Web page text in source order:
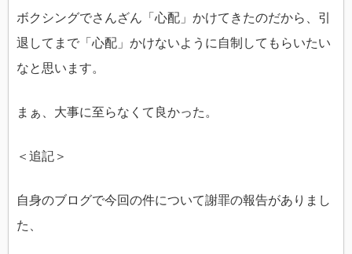
ボクシングでさんざん「心配」かけてきたのだから、引
退してまで「心配」かけないように自制してもらいたい
なと思います。
まぁ、大事に至らなくて良かった。
＜追記＞
自身のブログで今回の件について謝罪の報告がありまし
た、